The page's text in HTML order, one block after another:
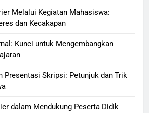
Melalui Kegiatan Mahasiswa:
dan Kecakapan
Kunci untuk Mengembangkan
Presentasi Skripsi: Petunjuk dan Trik
dalam Mendukung Peserta Didik